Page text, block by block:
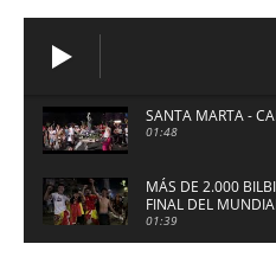
SANTA MARTA -
01:48
MÁS DE 2.000
FINAL DEL
FUERTE DE
01:39